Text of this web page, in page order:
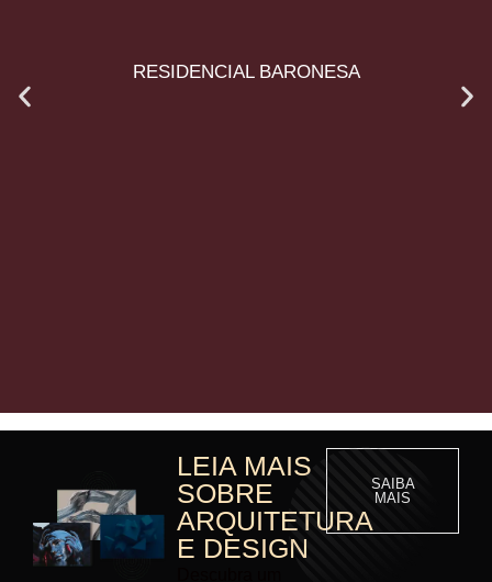
RESIDENCIAL BARONESA
LEIA MAIS
SOBRE
ARQUITETURA
E DESIGN
SAIBA
MAIS